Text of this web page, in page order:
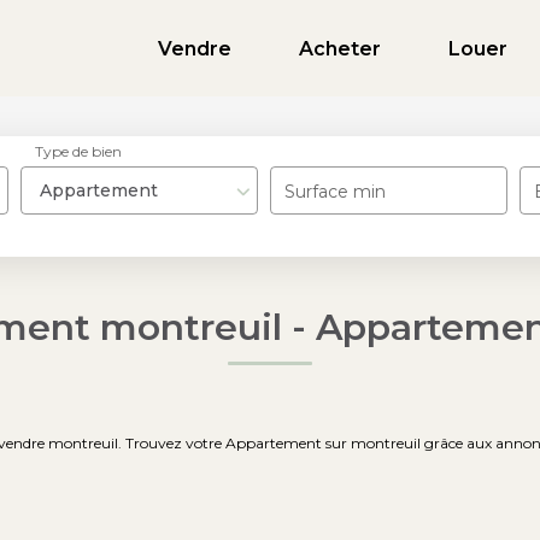
Vendre Acheter Louer
Appartement
Type de bien
Surface min
montreuil -
montreuil. Trouvez votre Appartement sur montreuil grâce aux